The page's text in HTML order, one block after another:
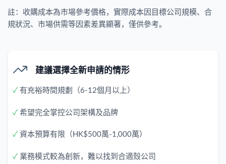
註：收購成本為市場參考價格，實際成本因目標公司規模、合
規狀況、市場供需等因素差異顯著，僅供參考。
建議選擇全新申請的情形
✓ 有充裕時間規劃（6-12個月以上）
✓ 希望完全掌控公司架構及品牌
✓ 資本預算有限（HK$500萬-1,000萬）
✓ 業務模式較為創新，難以找到合適殼公司